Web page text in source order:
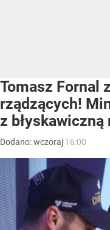
Tomasz Fornal
rządzących!
z błyskawiczną
Dodano:wczoraj 16:00